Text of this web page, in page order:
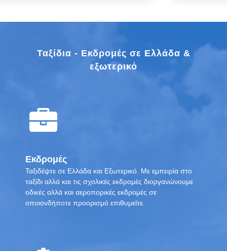
Ταξίδια - Εκδρομές σε Ελλάδα &
εξωτερικό
Εκδρομές
Ταξιδέψτε σε Ελλάδα και Εξωτερικό. Με εμπειρία στο
ταξίδι αλλά και τις σχολικές εκδρομές διοργανώνουμε
οδικές αλλά και αεροπορικές εκδρομές σε
οποιονδήποτε προορισμό επιθυμείτε.